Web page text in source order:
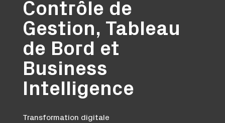
Contrôle de
Gestion, Tableau
de Bord et
Business
Intelligence
Transformation digitale